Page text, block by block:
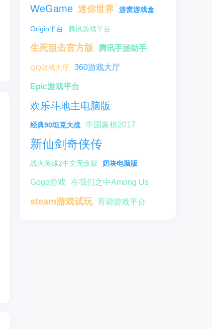
WeGame 迷你世界 游窝游戏盒
Origin平台 腾讯游戏平台
生死狙击官方版 腾讯手游助手
QQ游戏大厅 360游戏大厅
Epic游戏平台
欢乐斗地主电脑版
经典90坦克大战 中国象棋2017
新仙剑奇侠传
战火英雄2中文无敌版 奶块电脑版
Gogo游戏 在我们之中Among Us
steam游戏试玩 育碧游戏平台